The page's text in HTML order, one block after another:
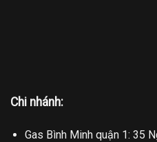
Chi nhánh:
Gas Bình Minh quận 1: 35